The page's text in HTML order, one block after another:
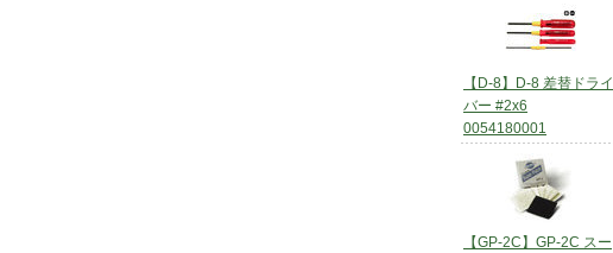
【D-8】D-8 差替ドライ
バー #2x6
0054180001
【GP-2C】GP-2C スー